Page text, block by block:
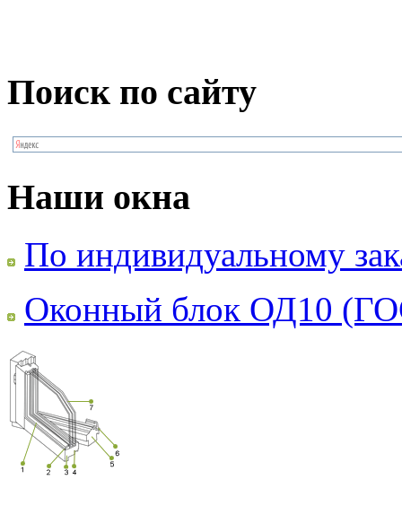
Поиск по сайту
Наши окна
По индивидуальному
Оконный блок ОД10